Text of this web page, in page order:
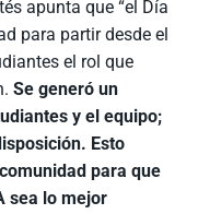
apunta que “el Día
para partir desde el
el rol que
Se generó un
y el equipo;
Esto
para que
sea lo mejor